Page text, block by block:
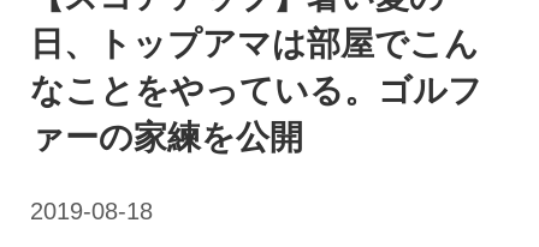
日、トップアマは部屋でこん
なことをやっている。ゴルフ
ァーの家練を公開